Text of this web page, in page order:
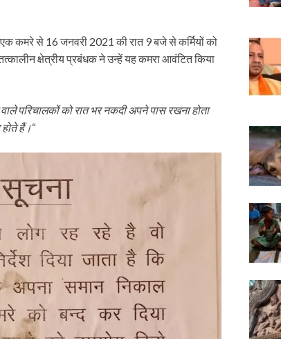
एक कमरे से 16 जनवरी 2021 की रात 9 बजे से कर्मियों को
तत्कालीन क्षेत्रीय प्रबंधक ने उन्हें यह कमरा आवंटित किया
परिचालकों को रात भर नकदी अपने पास रखना होता
हैं।“